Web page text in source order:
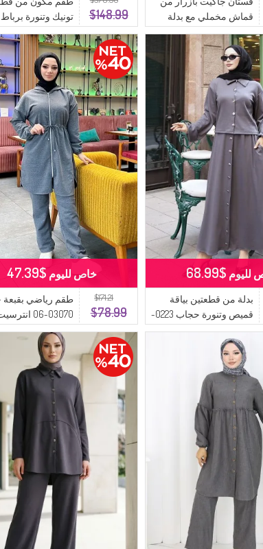
قماش مخملي مع بدلة
حجاب 0219-06 أنثراسيت
$148.99
تونيك وتنورة برباط
أمامي،
أنثراسيت
بدلة من قطعتين بياقة
قميص وتنورة حجاب 0223-
05 أنثراسيت
لليوم $68.99
$171.21
$78.99
طقم رياضي بقبعة
03070-06 انترسيت
خاص لليوم $47.39